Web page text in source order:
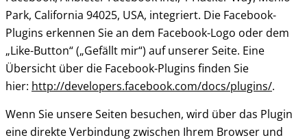
Park, California 94025, USA, integriert. Die Facebook-
Plugins erkennen Sie an dem Facebook-Logo oder dem
„Like-Button“ („Gefällt mir“) auf unserer Seite. Eine
Übersicht über die Facebook-Plugins finden Sie
hier: http://developers.facebook.com/docs/plugins/.
Wenn Sie unsere Seiten besuchen, wird über das Plugin
eine direkte Verbindung zwischen Ihrem Browser und